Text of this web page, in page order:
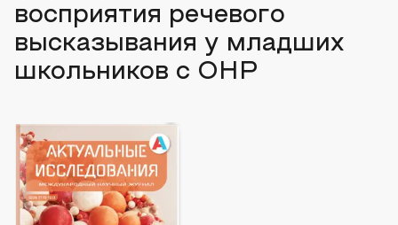
восприятия речевого
высказывания у младших
школьников с ОНР